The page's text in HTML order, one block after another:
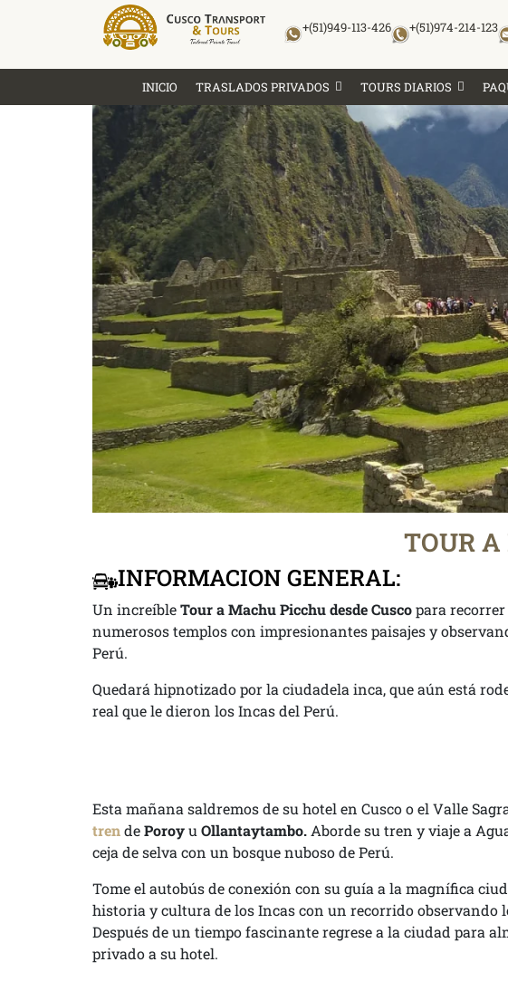
+(51)949-113-426 +(51)974-214-123
INICIO TRASLADOS PRIVADOS TOURS DIARIOS
TOUR
INFORMACION GENERAL:
Un increíbleTour a Machu Picchu desde Cuscopara
numerosos templos con impresionantes paisajes y
Perú.
Quedará hipnotizado por la ciudadela inca, que aún está
real que le dieron los Incas del Perú.
Esta mañana saldremos de su hotel en Cusco o el Valle
trendePoroyu Ollantaytambo. Aborde su tren y viaje a
ceja de selva con un bosque nuboso de Perú.
Tome el autobús de conexión con su guía a la magnífica
historia y cultura de los Incas con un recorrido observando
Después de un tiempo fascinante regrese a la ciudad para
privado a su hotel.